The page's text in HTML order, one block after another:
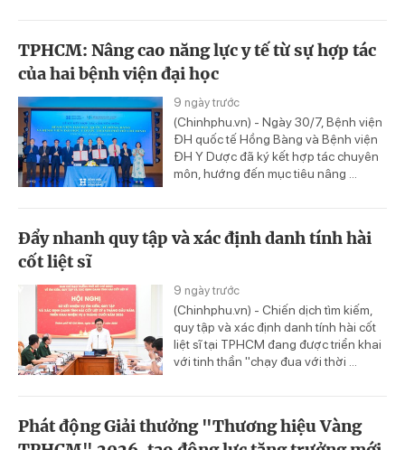
TPHCM: Nâng cao năng lực y tế từ sự hợp tác
của hai bệnh viện đại học
9 ngày trước
(Chinhphu.vn) - Ngày 30/7, Bệnh viện
ĐH quốc tế Hồng Bàng và Bệnh viện
ĐH Y Dược đã ký kết hợp tác chuyên
môn, hướng đến mục tiêu nâng ...
Đẩy nhanh quy tập và xác định danh tính hài
cốt liệt sĩ
9 ngày trước
(Chinhphu.vn) - Chiến dịch tìm kiếm,
quy tập và xác định danh tính hài cốt
liệt sĩ tại TPHCM đang được triển khai
với tinh thần "chạy đua với thời ...
Phát động Giải thưởng "Thương hiệu Vàng